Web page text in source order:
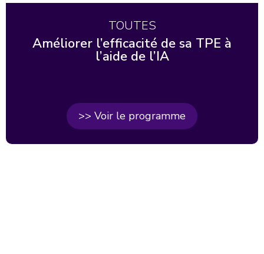
TOUTES
Améliorer l’efficacité de sa TPE à
l’aide de l’IA
>> Voir le programme